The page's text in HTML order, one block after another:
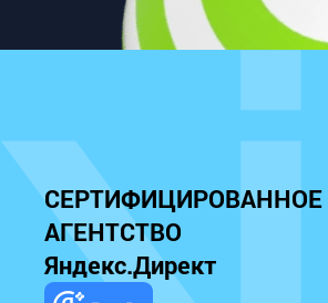
СЕРТИФИЦИРОВАННОЕ
АГЕНТСТВО
Яндекс.Директ